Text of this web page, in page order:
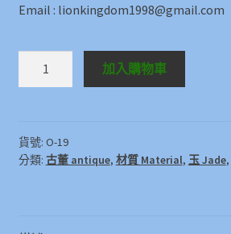
Email : lionkingdom1998@gmail.com
量
加入購物車
貨號: O-19
分類: 古董 antique, 材質 Material, 玉 Jade,